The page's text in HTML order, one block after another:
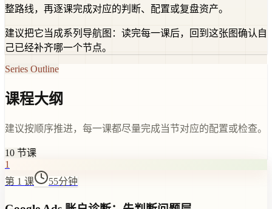
整路线，再逐课完成对应的判断、配置或复盘资产。
建议把它当成系列导航图：读完每一课后，回到这张图确认自
己已经补齐哪一个节点。
Series Outline
课程大纲
建议按顺序推进，每一课都尽量完成当节对应的配置或检查。
10 节课
1
第 1 课
55分钟